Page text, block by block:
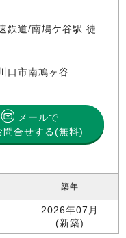
鉄道/南鳩ケ谷駅 徒
口市南鳩ヶ谷
メールで
問合せする(無料)
築年
2026年07月
(新築)